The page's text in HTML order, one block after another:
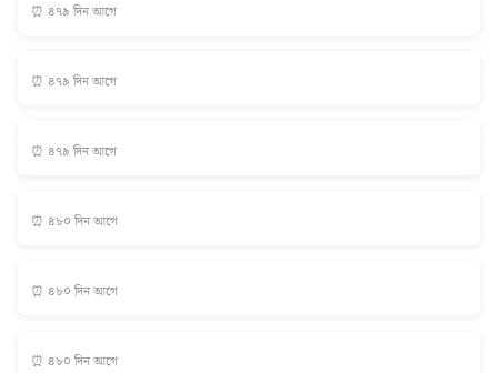
⏰ ৪৭৯ দিন আগে
⏰ ৪৭৯ দিন আগে
⏰ ৪৭৯ দিন আগে
⏰ ৪৮০ দিন আগে
⏰ ৪৮০ দিন আগে
⏰ ৪৮০ দিন আগে